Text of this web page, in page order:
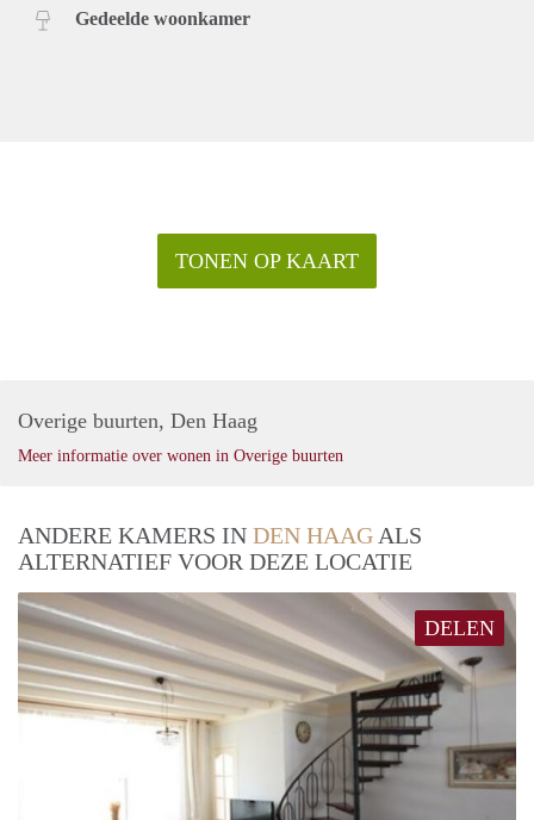
Gedeelde woonkamer
TONEN OP KAART
Overige buurten, Den Haag
Meer informatie over wonen in Overige buurten
ANDERE KAMERS IN DEN HAAG ALS
ALTERNATIEF VOOR DEZE LOCATIE
DELEN